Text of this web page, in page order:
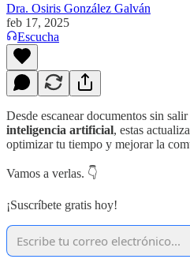
Dra. Osiris González Galván
feb 17, 2025
Escucha
Desde escanear documentos sin
inteligencia artificial, estas
optimizar tu tiempo y mejorar la
Vamos a verlas. 👇
¡Suscríbete gratis hoy!